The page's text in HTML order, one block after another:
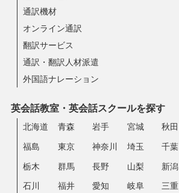
通訳機材
オンライン通訳
翻訳サービス
通訳・翻訳人材派遣
外国語ナレーション
英会話教室・英会話スクールを探す
北海道 青森 岩手 宮城 秋田
福島 東京 神奈川 埼玉 千葉
栃木 群馬 長野 山梨 新潟
石川 福井 愛知 岐阜 三重